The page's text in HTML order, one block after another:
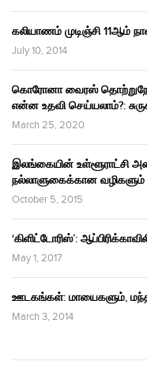
கலியாணம் முடிஞ்சி 11ஆம்
July 10, 2014
கொரோனா வைரஸ்
என்ன உதவி செய்யலாம்?:
March 25, 2020
இலங்கையின் உள்ளூராட்சி
நல்லாளுகைக்கான வழிகளும்
October 5, 2015
‘கிளிட்டோரிஸ்’:
May 1, 2017
ஊடகங்கள்: மாயைகளும்,
March 3, 2014